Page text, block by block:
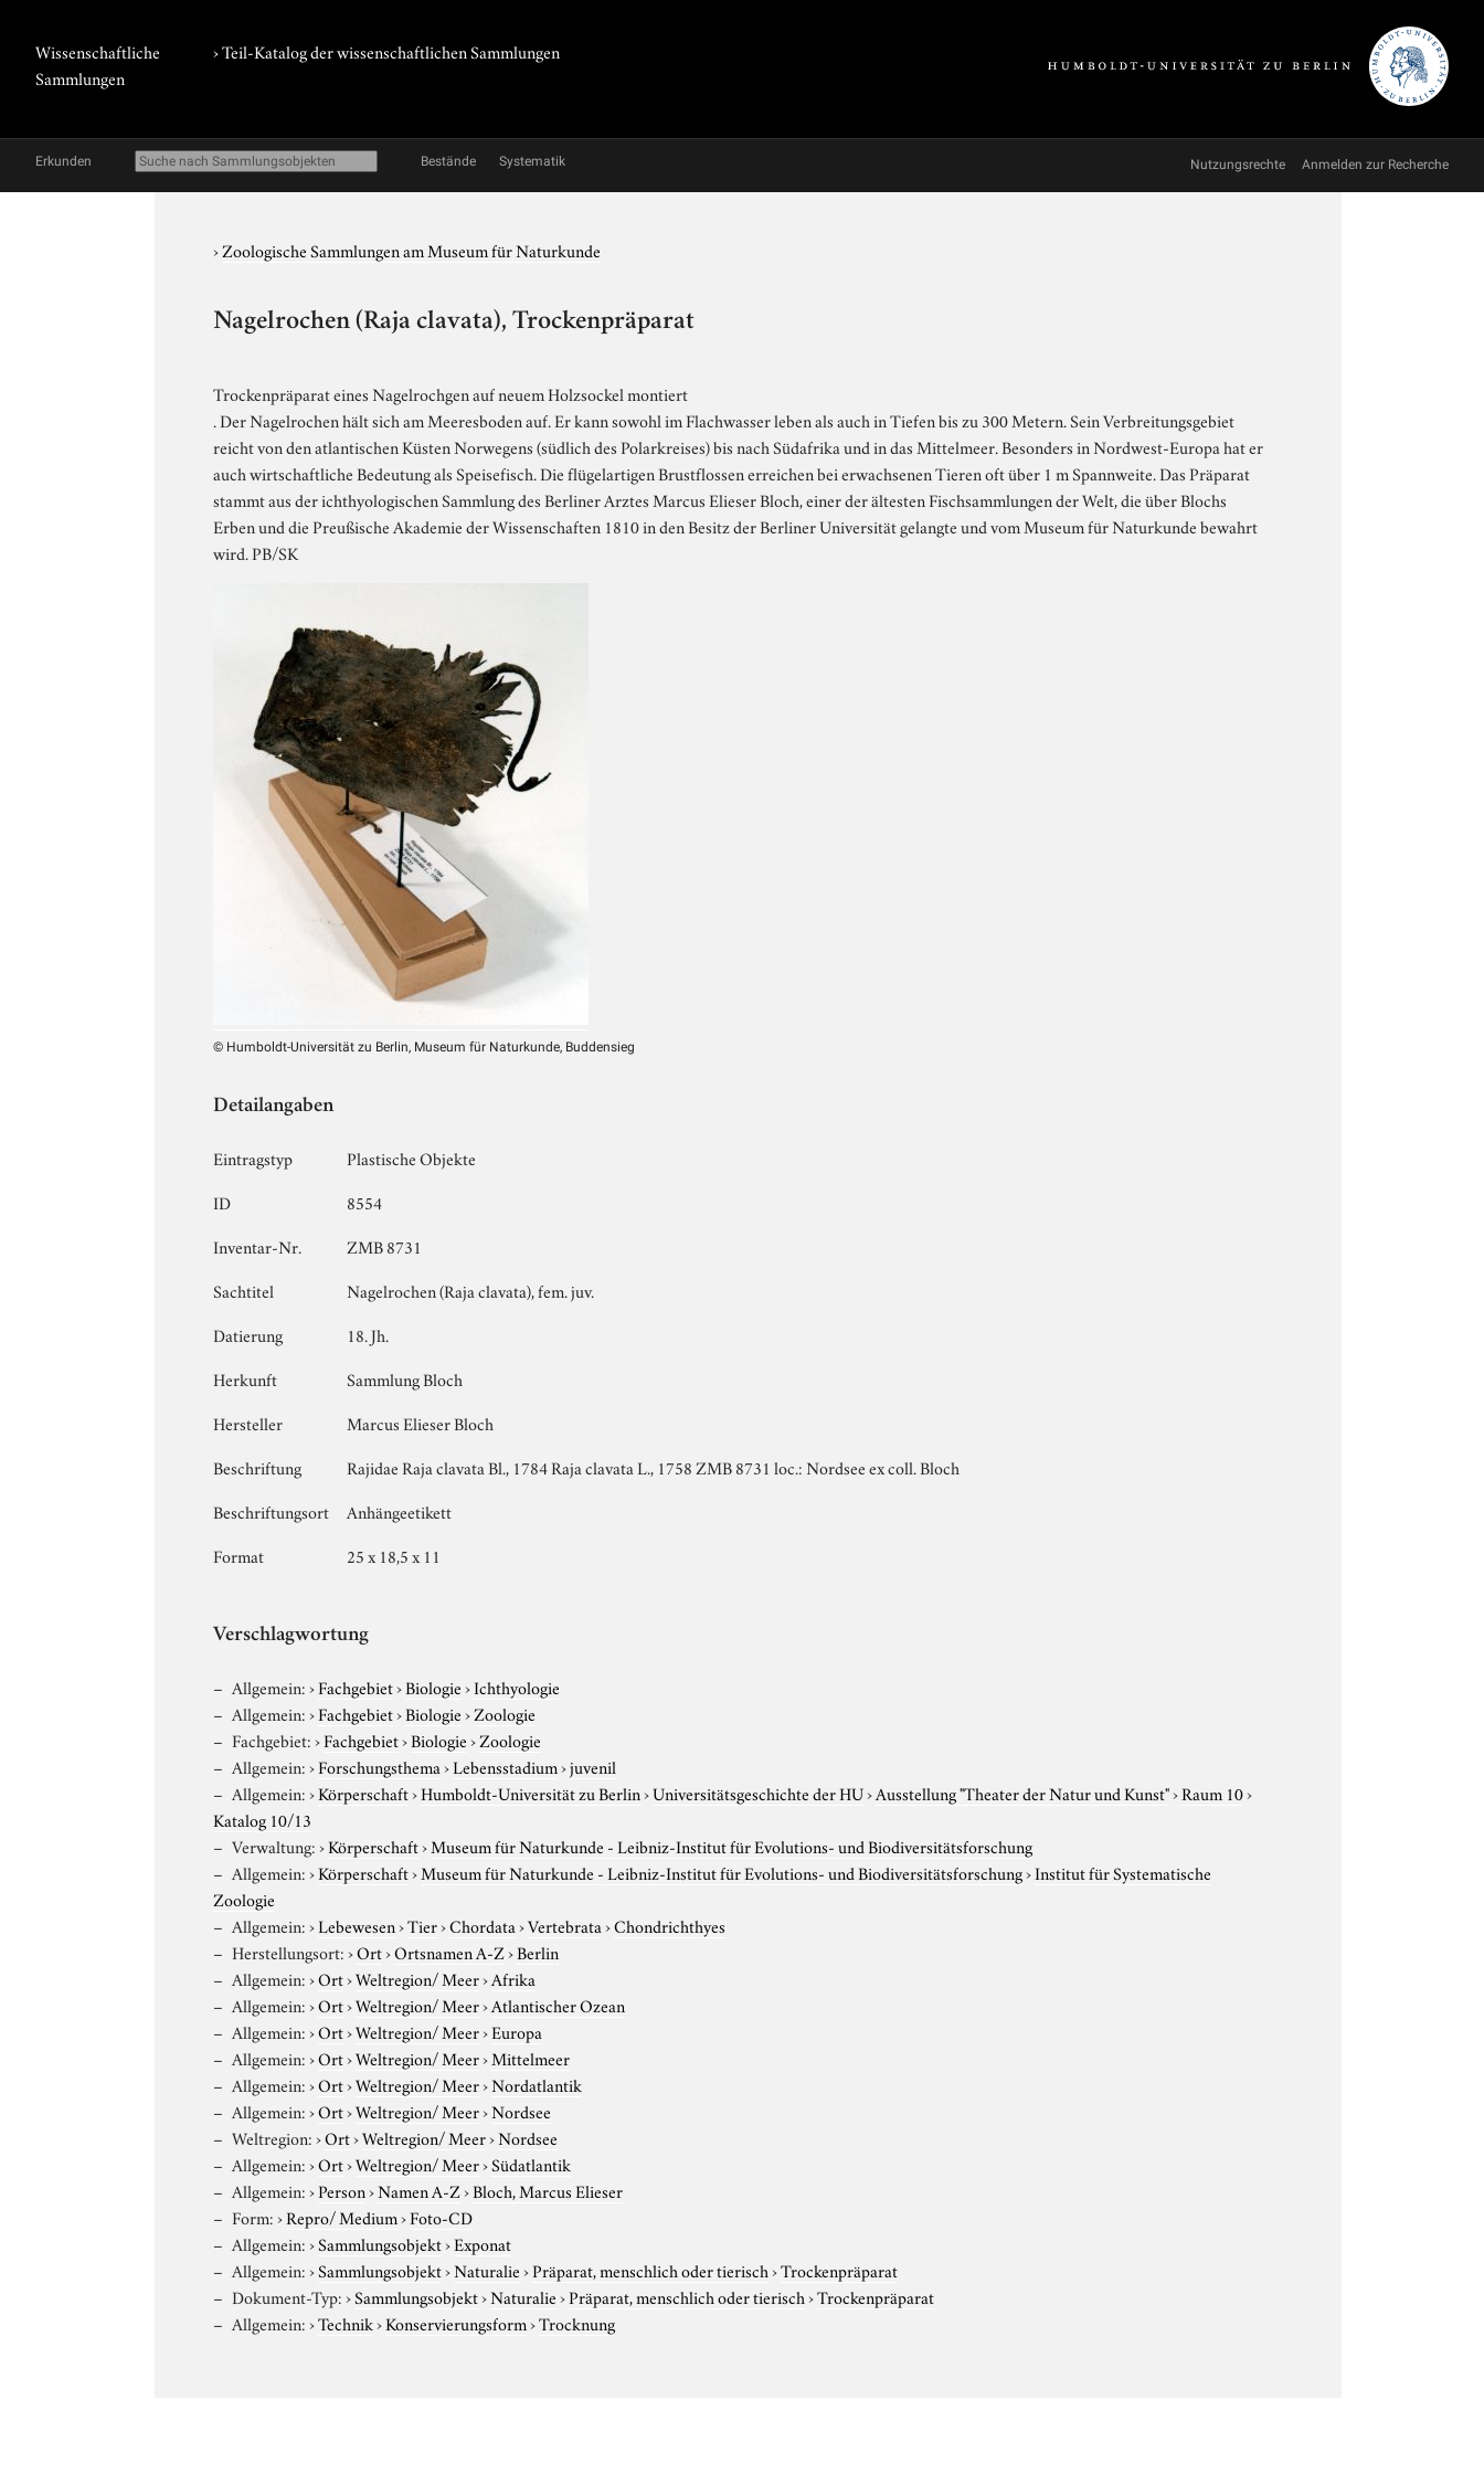
Wissenschaftliche
Sammlungen
› Teil-Katalog der wissenschaftlichen Sammlungen
Erkunden Bestände Systematik Nutzungsrechte Anmelden zur Recherche
›Zoologische Sammlungen am Museum für Naturkunde
Nagelrochen (Raja clavata), Trockenpräparat
Trockenpräparat eines Nagelrochgen auf neuem Holzsockel montiert
. Der Nagelrochen hält sich am Meeresboden auf. Er kann sowohl im Flachwasser leben als auch in Tiefen bis zu 300 Metern. Sein Verbreitungsgebiet
reicht von den atlantischen Küsten Norwegens (südlich des Polarkreises) bis nach Südafrika und in das Mittelmeer. Besonders in Nordwest-Europa hat er
auch wirtschaftliche Bedeutung als Speisefisch. Die flügelartigen Brustflossen erreichen bei erwachsenen Tieren oft über 1 m Spannweite. Das Präparat
stammt aus der ichthyologischen Sammlung des Berliner Arztes Marcus Elieser Bloch, einer der ältesten Fischsammlungen der Welt, die über Blochs
Erben und die Preußische Akademie der Wissenschaften 1810 in den Besitz der Berliner Universität gelangte und vom Museum für Naturkunde bewahrt
wird. PB/SK
© Humboldt-Universität zu Berlin, Museum für Naturkunde, Buddensieg
Detailangaben
Eintragstyp
Plastische Objekte
ID
8554
Inventar-Nr.
ZMB 8731
Sachtitel
Nagelrochen (Raja clavata), fem. juv.
Datierung
18. Jh.
Herkunft
Sammlung Bloch
Hersteller
Marcus Elieser Bloch
Beschriftung
Rajidae Raja clavata Bl., 1784 Raja clavata L., 1758 ZMB 8731 loc.: Nordsee ex coll. Bloch
Beschriftungsort
Anhängeetikett
Format
25 x 18,5 x 11
Verschlagwortung
Allgemein:›Fachgebiet›Biologie›Ichthyologie
Allgemein:›Fachgebiet›Biologie›Zoologie
Fachgebiet:›Fachgebiet›Biologie›Zoologie
Allgemein:›Forschungsthema›Lebensstadium›juvenil
Allgemein:›Körperschaft›Humboldt-Universität zu Berlin›Universitätsgeschichte der HU›Ausstellung "Theater der Natur und Kunst"›Raum 10›
Katalog 10/13
Verwaltung:›Körperschaft›Museum für Naturkunde - Leibniz-Institut für Evolutions- und Biodiversitätsforschung
Allgemein:›Körperschaft›Museum für Naturkunde - Leibniz-Institut für Evolutions- und Biodiversitätsforschung›Institut für Systematische
Zoologie
Allgemein:›Lebewesen›Tier›Chordata›Vertebrata›Chondrichthyes
Herstellungsort:›Ort›Ortsnamen A-Z›Berlin
Allgemein:›Ort›Weltregion/ Meer›Afrika
Allgemein:›Ort›Weltregion/ Meer›Atlantischer Ozean
Allgemein:›Ort›Weltregion/ Meer›Europa
Allgemein:›Ort›Weltregion/ Meer›Mittelmeer
Allgemein:›Ort›Weltregion/ Meer›Nordatlantik
Allgemein:›Ort›Weltregion/ Meer›Nordsee
Weltregion:›Ort›Weltregion/ Meer›Nordsee
Allgemein:›Ort›Weltregion/ Meer›Südatlantik
Allgemein:›Person›Namen A-Z›Bloch, Marcus Elieser
Form:›Repro/ Medium›Foto-CD
Allgemein:›Sammlungsobjekt›Exponat
Allgemein:›Sammlungsobjekt›Naturalie›Präparat, menschlich oder tierisch›Trockenpräparat
Dokument-Typ:›Sammlungsobjekt›Naturalie›Präparat, menschlich oder tierisch›Trockenpräparat
Allgemein:›Technik›Konservierungsform›Trocknung